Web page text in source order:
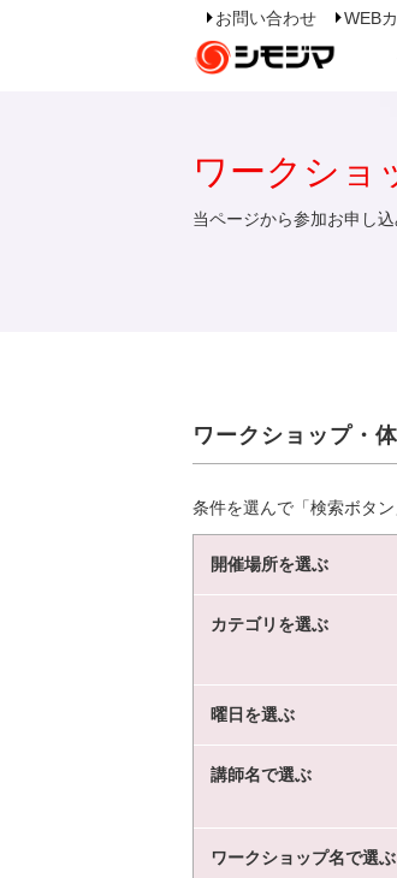
お問い合わせ WEB
ワークショ
当ページから参加お申し込
ワークショップ・
条件を選んで「検索ボタ
開催場所を選ぶ
カテゴリを選ぶ
曜日を選ぶ
講師名で選ぶ
ワークショップ名で選ぶ